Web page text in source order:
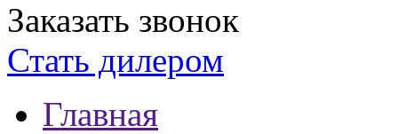
Заказать звонок
Стать дилером
Главная